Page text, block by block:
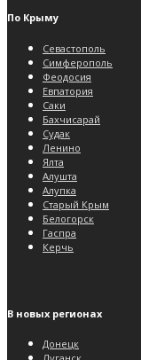
По Крыму
Севастополь
Симферополь
Феодосия
Евпатория
Саки
Бахчисарай
Судак
Ленино
Ялта
Алушта
Алупка
Старый Крым
Белогорск
Гаспра
Керчь
В новых регионах
Донецк